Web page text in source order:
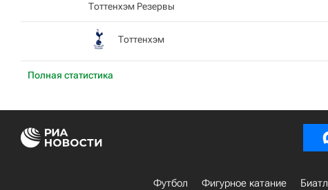
Полная статистика
Тоттенхэм Резервы
Тоттенхэм
Футбол Фигурное катание